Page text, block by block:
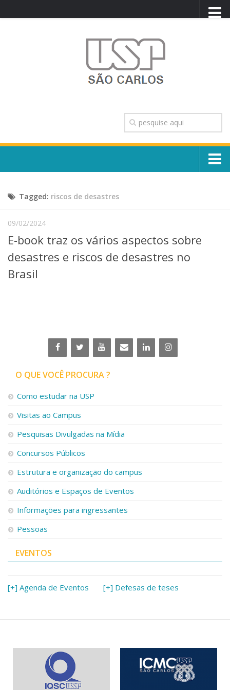
TRANSPARÊNCIA
OUVIDORIA
CONTATO
Escola, Institutos e Órgãos
Núcleos e Comissões
Telefones e Mapas
Graduação
Linhas de Pesquisa
Centros, Núcleos e Projetos em Rede
Iniciação Científica
Empresas Juniores
Extensão à Comunidade
Projetos, Programas e Cursos
Artes, Cultura e Esportes
Museus e Espaços Interativos
Serviços
Bibliotecas
Apoio ao Estudante
Segurança, Trânsito e Prevenção
RH, Administrativo e Financeiro
Outros serviços
Comunicação
Assessorias e Mídias
Aplicativos e Sites
Jornal da USP
Agenda de Eventos
Tagged: riscos de desastres
09/02/2024
E-book traz os vários aspectos sobre
desastres e riscos de desastres no
Brasil
O QUE VOCÊ PROCURA ?
Como estudar na USP
Visitas ao Campus
Pesquisas Divulgadas na Mídia
Concursos Públicos
Estrutura e organização do campus
Auditórios e Espaços de Eventos
Informações para ingressantes
Pessoas
EVENTOS
[+] Agenda de Eventos [+] Defesas de teses